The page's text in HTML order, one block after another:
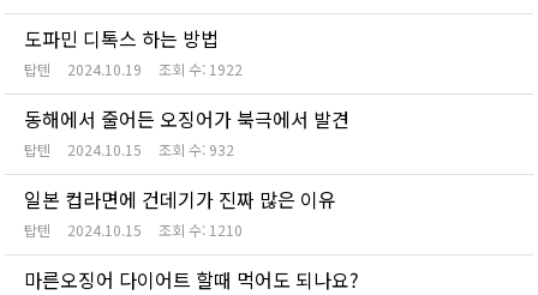
도파민 디톡스 하는 방법
탑텐 2024.10.19 조회 수: 1922
동해에서 줄어든 오징어가 북극에서 발견
탑텐 2024.10.15 조회 수: 932
일본 컵라면에 건데기가 진짜 많은 이유
탑텐 2024.10.15 조회 수: 1210
마른오징어 다이어트 할때 먹어도 되나요?